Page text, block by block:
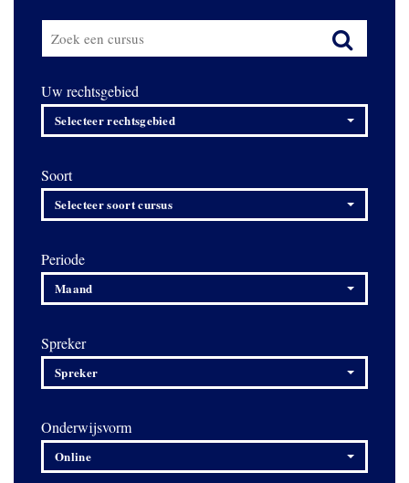
Uw rechtsgebied
Selecteer rechtsgebied
Soort
Selecteer soort cursus
Periode
Maand
Spreker
Spreker
Onderwijsvorm
Online